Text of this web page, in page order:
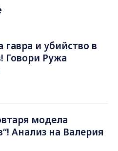
гавра и убийство в
Говори Ружа
модела
Анализ на Валерия